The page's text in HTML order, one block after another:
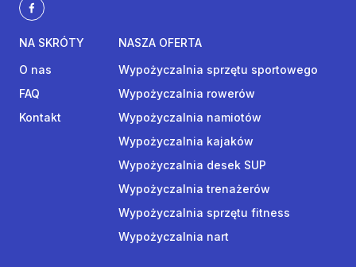
NA SKRÓTY
O nas
FAQ
Kontakt
NASZA OFERTA
Wypożyczalnia sprzętu sportowego
Wypożyczalnia rowerów
Wypożyczalnia namiotów
Wypożyczalnia kajaków
Wypożyczalnia desek SUP
Wypożyczalnia trenażerów
Wypożyczalnia sprzętu fitness
Wypożyczalnia nart